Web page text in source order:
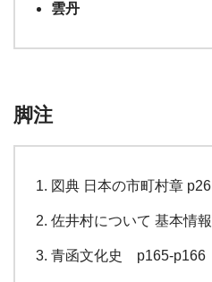
雲丹
脚注
図典 日本の市町村章 p26
佐井村について 基本情報
青函文化史 p165-p166